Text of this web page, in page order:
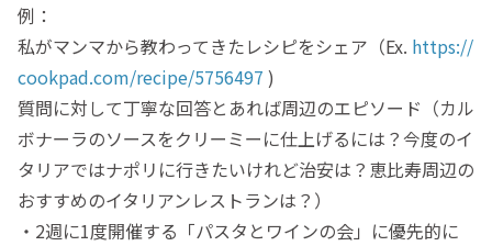
例：
私がマンマから教わってきたレシピをシェア（Ex. https://
cookpad.com/recipe/5756497 )
質問に対して丁寧な回答とあれば周辺のエピソード（カル
ボナーラのソースをクリーミーに仕上げるには？今度のイ
タリアではナポリに行きたいけれど治安は？恵比寿周辺の
おすすめのイタリアンレストランは？）
・2週に1度開催する「パスタとワインの会」に優先的に